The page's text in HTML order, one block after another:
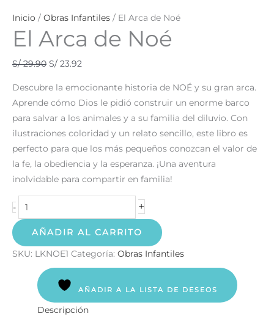
Inicio / Obras Infantiles / El Arca de Noé
El Arca de Noé
S/29.90 S/ 23.92
Descubre la emocionante historia de NOÉ y su gran arca.
Aprende cómo Dios le pidió construir un enorme barco
para salvar a los animales y a su familia del diluvio. Con
ilustraciones coloridad y un relato sencillo, este libro es
perfecto para que los más pequeños conozcan el valor de
la fe, la obediencia y la esperanza. ¡Una aventura
inolvidable para compartir en familia!
- +
AÑADIR AL CARRITO
SKU: LKNOE1 Categoría: Obras Infantiles
AÑADIR A LA LISTA DE DESEOS
Descripción